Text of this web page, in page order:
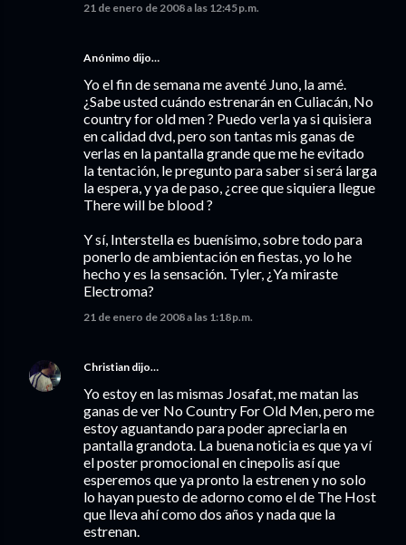
21 de enero de 2008 a las 12:45 p.m.
Anónimo dijo…
Yo el fin de semana me aventé Juno, la amé.
¿Sabe usted cuándo estrenarán en Culiacán, No
country for old men ? Puedo verla ya si quisiera
en calidad dvd, pero son tantas mis ganas de
verlas en la pantalla grande que me he evitado
la tentación, le pregunto para saber si será larga
la espera, y ya de paso, ¿cree que siquiera llegue
There will be blood ?
Y sí, Interstella es buenísimo, sobre todo para
ponerlo de ambientación en fiestas, yo lo he
hecho y es la sensación. Tyler, ¿Ya miraste
Electroma?
21 de enero de 2008 a las 1:18 p.m.
Christian dijo…
Yo estoy en las mismas Josafat, me matan las
ganas de ver No Country For Old Men, pero me
estoy aguantando para poder apreciarla en
pantalla grandota. La buena noticia es que ya ví
el poster promocional en cinepolis así que
esperemos que ya pronto la estrenen y no solo
lo hayan puesto de adorno como el de The Host
que lleva ahí como dos años y nada que la
estrenan.